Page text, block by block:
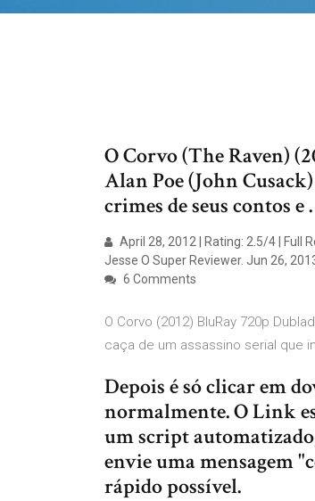
O Corvo (The Raven)
Alan Poe (John
crimes de seus contos e
April 28, 2012 | Rating: 2.5/4 | Full
Jesse O Super Reviewer. Jun 26,
6 Comments
O Corvo (2012) BluRay 720p
caça de um assassino serial que
Depois é só clicar em
normalmente. O Link
um script automatizado,
envie uma mensagem
rápido possível.